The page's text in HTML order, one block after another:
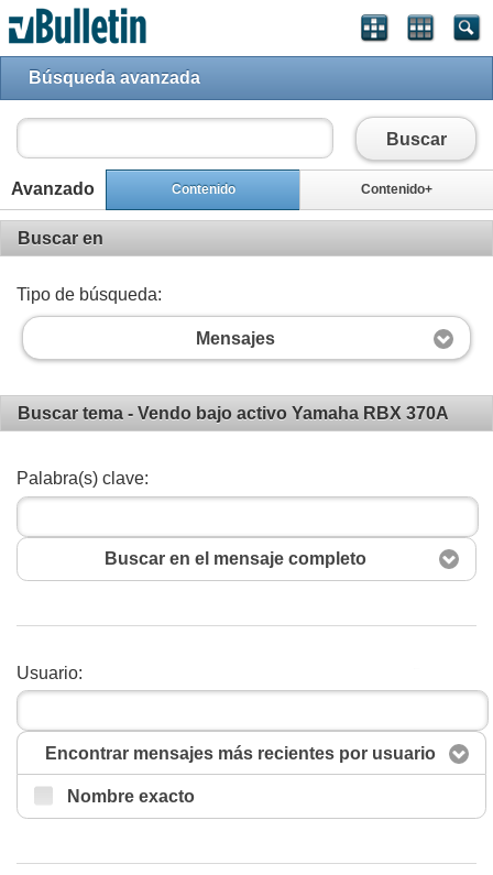
Búsqueda avanzada
Buscar
Avanzado Contenido Contenido+
Buscar en
Tipo de búsqueda:
Mensajes
Buscar tema - Vendo bajo activo Yamaha RBX 370A
Palabra(s) clave:
Buscar en el mensaje completo
Usuario:
Encontrar mensajes más recientes por usuario
Nombre exacto